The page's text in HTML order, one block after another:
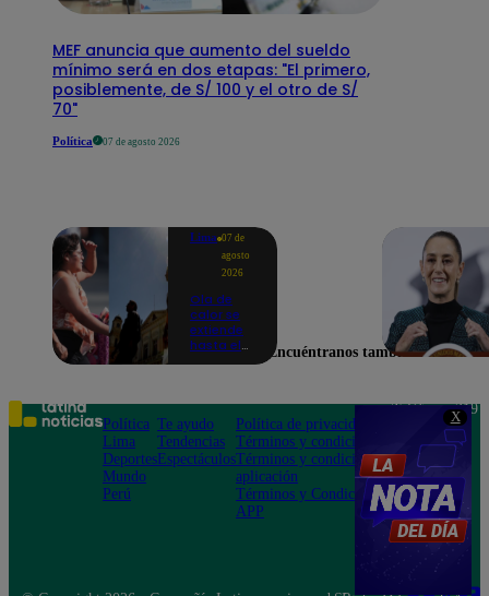
X
MEF anuncia que aumento del sueldo
mínimo será en dos etapas: "El primero,
posiblemente, de S/ 100 y el otro de S/
70"
Política 07 de agosto 2026
Lima 07 de
agosto
2026
Ola de
calor se
extiende
hasta el
Lima y
otras 16
regiones
Encuéntranos también en
Política
Lima
Deportes
Mundo
Perú
Te ayudo
Tendencias
Espectáculos
Política de privacidad
Términos y condiciones
Términos y condiciones
aplicación
Términos y Condiciones
APP
Teléfono: 219
Av. San
Felipe 968
Jesús María